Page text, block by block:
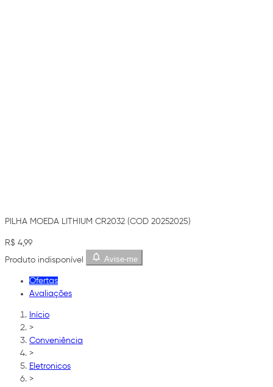
PILHA MOEDA LITHIUM CR2032 (COD 20252025)
R$ 4,99
Produto indisponível
Avise-me
Ofertas
Avaliações
Início
>
Conveniência
>
Eletronicos
>